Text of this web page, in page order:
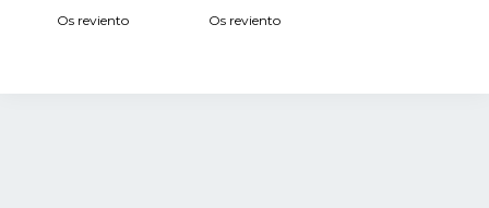
Os reviento Os reviento